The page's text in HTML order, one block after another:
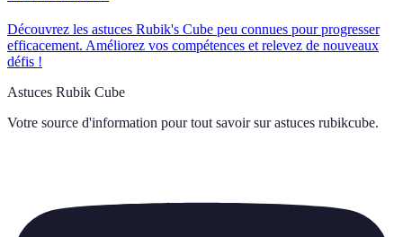
Découvrez les astuces Rubik's Cube peu connues pour progresser
efficacement. Améliorez vos compétences et relevez de nouveaux
défis !
Astuces Rubik Cube
Votre source d'information pour tout savoir sur astuces rubikcube.